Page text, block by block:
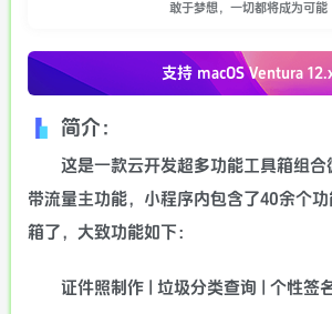
敢于梦想，一切都将成为可能
支持 macOSVentura
简介：
这是一款云开发超多功能工具箱组
带流量主功能，小程序内包含了40余个
箱了，大致功能如下：
证件照制作 | 垃圾分类查询 | 个性签